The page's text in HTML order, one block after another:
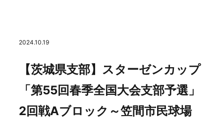
2024.10.19
【茨城県支部】スターゼンカップ
「第55回春季全国大会支部予選」
2回戦Aブロック～笠間市民球場